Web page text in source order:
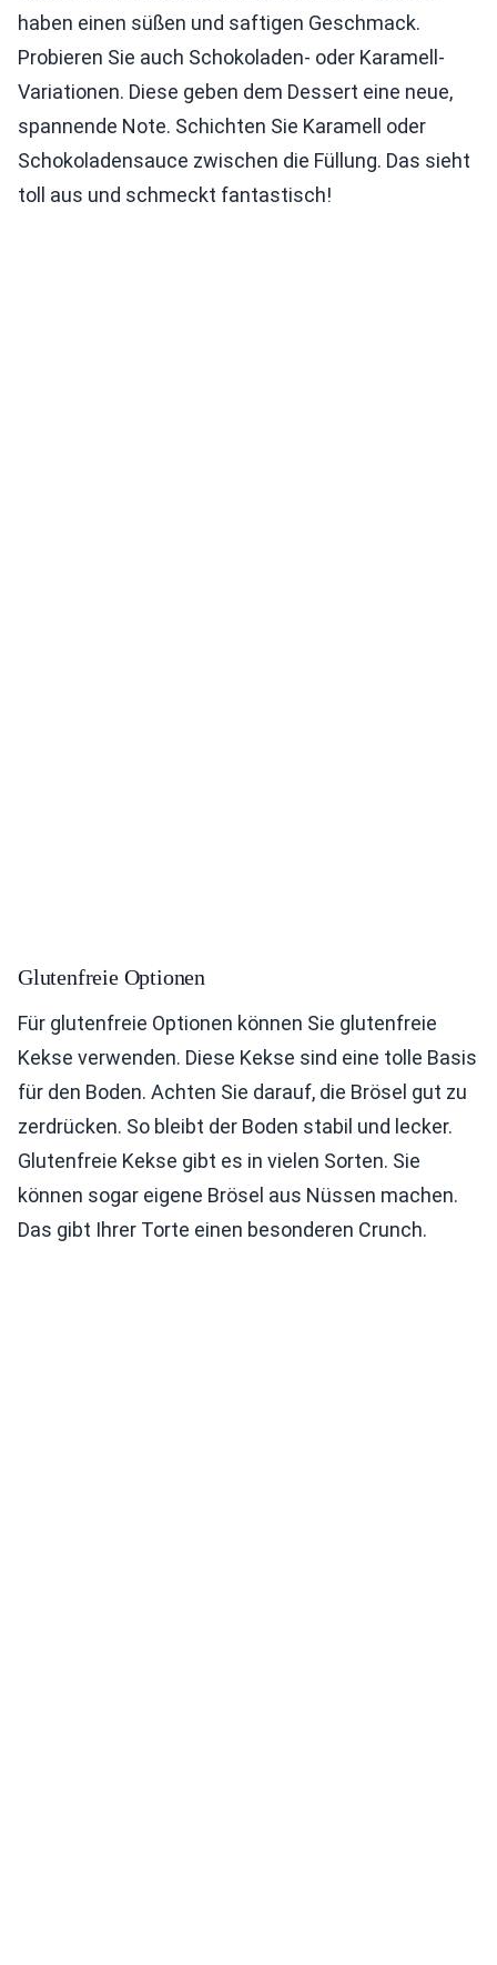
haben einen süßen und saftigen Geschmack.
Probieren Sie auch Schokoladen- oder Karamell-
Variationen. Diese geben dem Dessert eine neue,
spannende Note. Schichten Sie Karamell oder
Schokoladensauce zwischen die Füllung. Das sieht
toll aus und schmeckt fantastisch!
Glutenfreie Optionen
Für glutenfreie Optionen können Sie glutenfreie
Kekse verwenden. Diese Kekse sind eine tolle Basis
für den Boden. Achten Sie darauf, die Brösel gut zu
zerdrücken. So bleibt der Boden stabil und lecker.
Glutenfreie Kekse gibt es in vielen Sorten. Sie
können sogar eigene Brösel aus Nüssen machen.
Das gibt Ihrer Torte einen besonderen Crunch.